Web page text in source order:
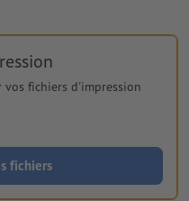
vos fichiers d'impression
fichiers